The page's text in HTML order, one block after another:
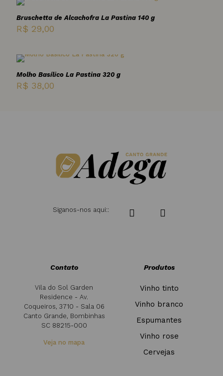
Bruschetta de Alcachofra La Pastina 140 g
R$ 29,00
Molho Basílico La Pastina 320 g
R$ 38,00
Siganos-nos aqui::
Contato
Vila do Sol Garden
Residence - Av.
Coqueiros, 3710 - Sala 06
Canto Grande, Bombinhas
SC 88215-000
Veja no mapa
Produtos
Vinho tinto
Vinho branco
Espumantes
Vinho rose
Cervejas